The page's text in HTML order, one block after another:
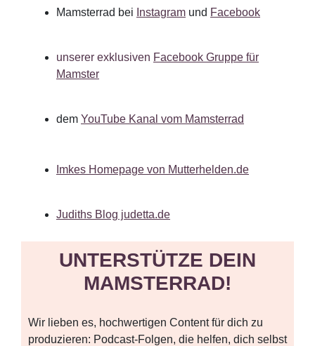
Mamsterrad bei Instagram und Facebook
unserer exklusiven Facebook Gruppe für
Mamster
dem YouTube Kanal vom Mamsterrad
Imkes Homepage von Mutterhelden.de
Judiths Blog judetta.de
UNTERSTÜTZE DEIN
MAMSTERRAD!
Wir lieben es, hochwertigen Content für dich zu
produzieren: Podcast-Folgen, die helfen, dich selbst